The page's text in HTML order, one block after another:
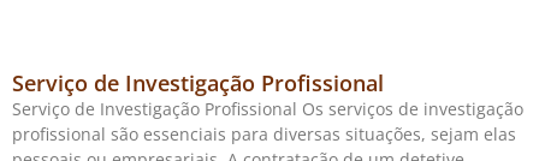
Serviço de Investigação Profissional
Serviço de Investigação Profissional Os serviços de investigação
profissional são essenciais para diversas situações, sejam elas